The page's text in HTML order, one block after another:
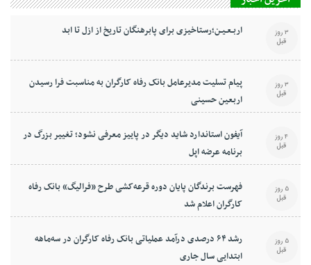
اربـعـیـن؛رستاخیزی برای پابرهنگان تاریخ از ازل تا ابد 3 روز
قبل
پیام تسلیت مدیرعامل بانک رفاه کارگران به مناسبت فرا رسیدن
اربعین حسینی
3 روز
قبل
آیفون استاندارد شاید دیگر در پاییز معرفی نشود؛ تغییر بزرگ در
برنامه عرضه اپل
4 روز
قبل
فهرست برندگان پایان دوره قرعه‌کشی طرح «فرالیگ» بانک رفاه
کارگران اعلام شد
5 روز
قبل
رشد ۶۴ درصدی درآمد عملیاتی بانک رفاه کارگران در سه‌ماهه
ابتدایی سال جاری
5 روز
قبل